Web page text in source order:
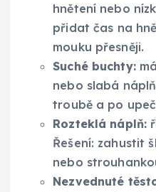
hnětení nebo
přidat čas na
mouku přesněji.
Suché buchty:
nebo slabá
troubě a po
Rozteklá náplň:
Řešení: zahustit
nebo
Nezvednuté